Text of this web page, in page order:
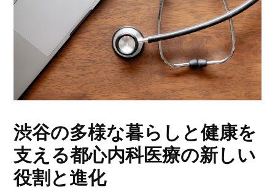
渋谷の多様な暮らしと健康を
支える都心内科医療の新しい
役割と進化